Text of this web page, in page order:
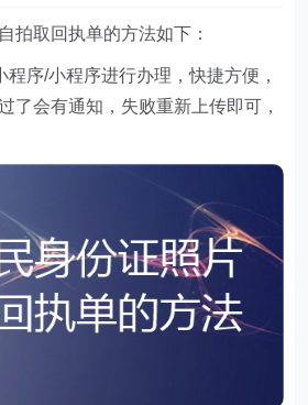
拍取回执单的方法如下：
程序/小程序进行办理，快捷方便，
了会有通知，失败重新上传即可，